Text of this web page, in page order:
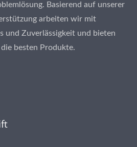
Basierend auf unserer
arbeiten wir mit
und Zuverlässigkeit und bieten
besten Produkte.